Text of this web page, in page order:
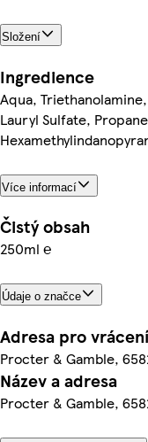
Složení
Ingredience
Aqua,
Lauryl Sulfate,
Více informací
Čistý obsah
250ml ℮
Údaje o značce
Adresa pro vrácení
Procter & Gamble,
Název a adresa
Procter & Gamble,